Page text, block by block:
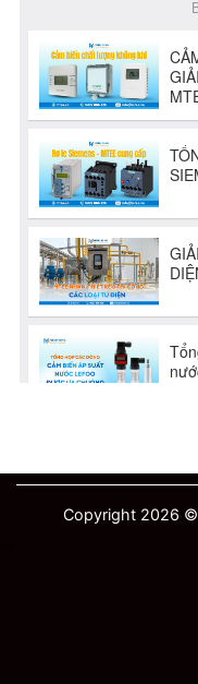
Copyright 2026 ©